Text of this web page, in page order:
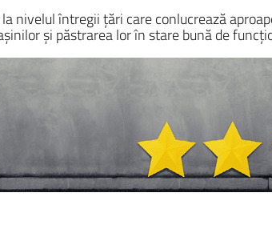
nivelul întregii țări care conlucrează
și păstrarea lor în stare bună de